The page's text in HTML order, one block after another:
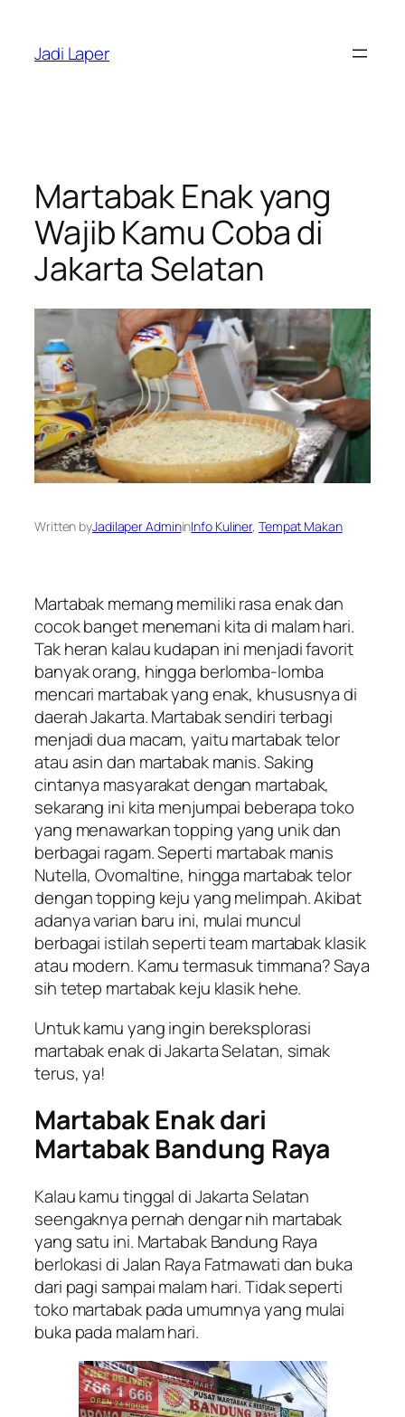
content
Jadi Laper
Martabak Enak yang
Wajib Kamu Coba di
Jakarta Selatan
Written byJadilaper AdmininInfo Kuliner, Tempat Makan
Martabak memang memiliki rasa enak dan
cocok banget menemani kita di malam hari.
Tak heran kalau kudapan ini menjadi favorit
banyak orang, hingga berlomba-lomba
mencari martabak yang enak, khususnya di
daerah Jakarta. Martabak sendiri terbagi
menjadi dua macam, yaitu martabak telor
atau asin dan martabak manis. Saking
cintanya masyarakat dengan martabak,
sekarang ini kita menjumpai beberapa toko
yang menawarkan topping yang unik dan
berbagai ragam. Seperti martabak manis
Nutella, Ovomaltine, hingga martabak telor
dengan topping keju yang melimpah. Akibat
adanya varian baru ini, mulai muncul
berbagai istilah seperti team martabak klasik
atau modern. Kamu termasuk timmana? Saya
sih tetep martabak keju klasik hehe.
Untuk kamu yang ingin bereksplorasi
martabak enak di Jakarta Selatan, simak
terus, ya!
Martabak Enak dari
Martabak Bandung Raya
Kalau kamu tinggal di Jakarta Selatan
seengaknya pernah dengar nih martabak
yang satu ini. Martabak Bandung Raya
berlokasi di Jalan Raya Fatmawati dan buka
dari pagi sampai malam hari. Tidak seperti
toko martabak pada umumnya yang mulai
buka pada malam hari.